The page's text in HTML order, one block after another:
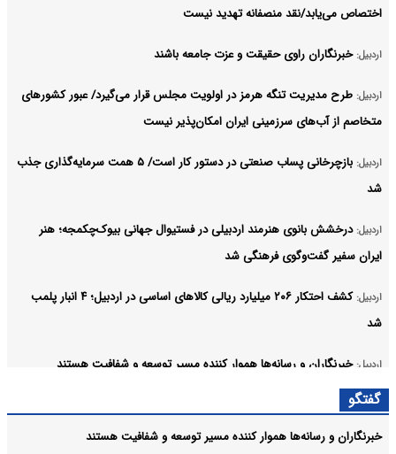
اختصاص می‌یابد/نقد منصفانه تهدید نیست
اردبیل: خبرنگاران راوی حقیقت و عزت جامعه باشند
اردبیل: طرح مدیریت تنگه هرمز در اولویت مجلس قرار می‌گیرد/ عبور کشورهای
متخاصم از آب‌های سرزمینی ایران امکان‌پذیر نیست
اردبیل:
بازچرخانی پساب صنعتی در دستور کار است/ ۵ همت سرمایه‌گذاری جذب
شد
اردبیل: درخشش بانوی هنرمند اردبیلی در فستیوال جهانی بیوک‌چکمجه؛ هنر
ایران سفیر گفت‌وگوی فرهنگی شد
اردبیل:
کشف احتکار ۲۰۶ میلیارد ریالی کالاهای اساسی در اردبیل؛ ۴ انبار پلمب
شد
اردبیل: خبرنگاران و رسانه‌ها هموار کننده مسیر توسعه و شفافیت هستند
اردبیل: ضرورت توجه به هویت تاریخی نسل جوان؛ کسی که ریشه ندارد
اندیشه‌اش شکوفا نمی‌شود
گفتگو
خبرنگاران و رسانه‌ها هموار کننده مسیر توسعه و شفافیت هستند